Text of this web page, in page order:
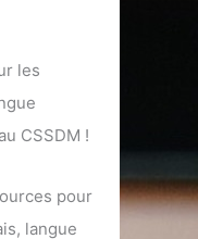
les
CSSDM !
pour
langue